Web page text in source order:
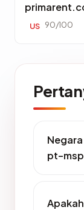
US 90/100
pt-